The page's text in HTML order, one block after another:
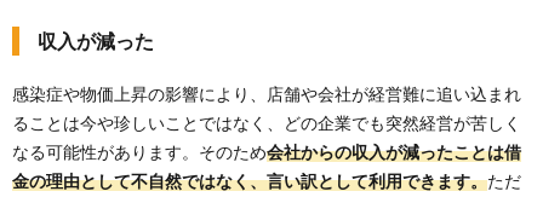
収入が減った
感染症や物価上昇の影響により、店舗や会社が経営難に追い込まれ
ることは今や珍しいことではなく、どの企業でも突然経営が苦しく
なる可能性があります。そのため会社からの収入が減ったことは借
金の理由として不自然ではなく、言い訳として利用できます。ただ